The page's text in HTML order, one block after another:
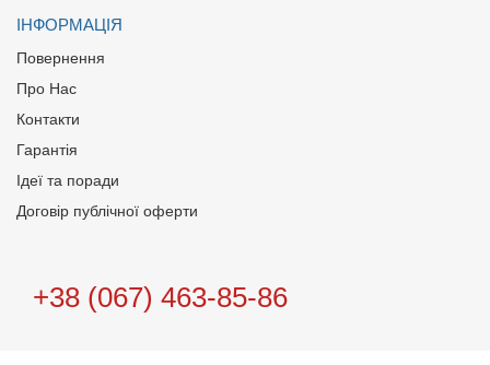
ІНФОРМАЦІЯ
Повернення
Про Нас
Контакти
Гарантія
Ідеї та поради
Договір публічної оферти
+38 (067) 463-85-86